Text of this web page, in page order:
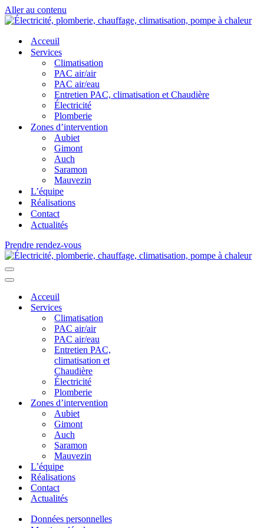
Aller au contenu
Acceuil
Services
Climatisation
PAC air/air
PAC air/eau
Entretien PAC, climatisation et Chaudière
Électricité
Plomberie
Zones d’intervention
Aubiet
Gimont
Auch
Saramon
Mauvezin
L’équipe
Réalisations
Contact
Actualités
Prendre rendez-vous
Menu
de
Menu
navigationAcceuil
Services
Climatisation
PAC air/air
PAC air/eau
Entretien PAC,
climatisation et
Chaudière
Électricité
Plomberie
Zones d’intervention
Aubiet
Gimont
Auch
Saramon
Mauvezin
L’équipe
Réalisations
Contact
Actualités
Données personnelles